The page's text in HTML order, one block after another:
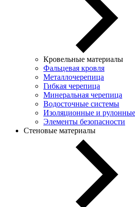
Кровельные материалы
Фальцевая кровля
Металлочерепица
Гибкая черепица
Минеральная черепица
Водосточные системы
Изоляционные и
Элементы безопасности
Стеновые материалы